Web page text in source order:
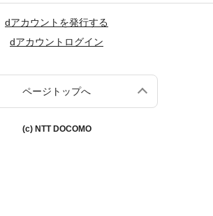
dアカウントを発行する
dアカウントログイン
ページトップへ
(c) NTT DOCOMO